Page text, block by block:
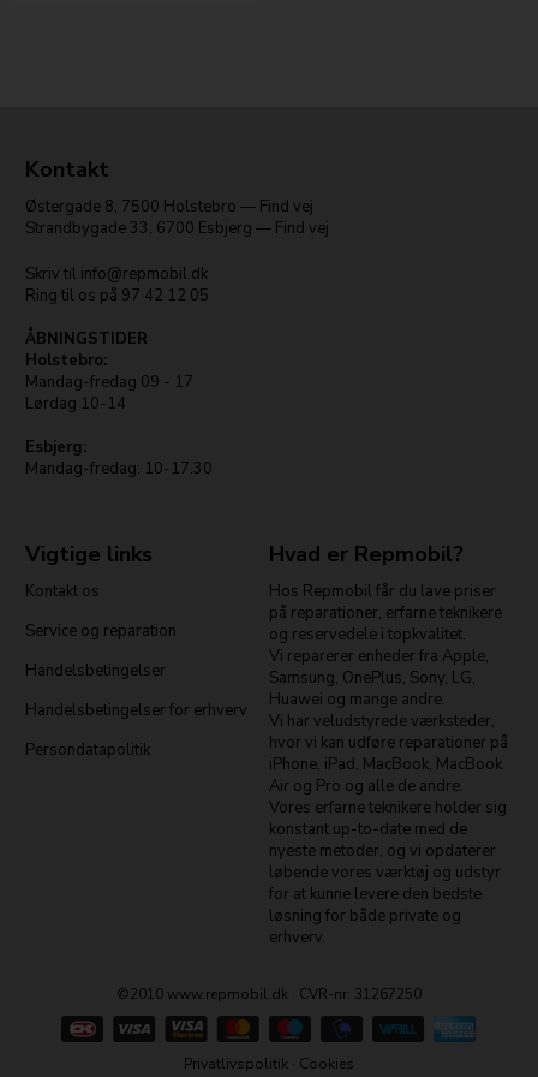
Kontakt
Østergade 8, 7500 Holstebro — Find vej
Strandbygade 33, 6700 Esbjerg — Find vej
Skriv til info@repmobil.dk
Ring til os på 97 42 12 05
ÅBNINGSTIDER
Holstebro:
Mandag-fredag 09 - 17
Lørdag 10-14
Esbjerg:
Mandag-fredag: 10-17.30
Vigtige links
Kontakt os
Service og reparation
Handelsbetingelser
Handelsbetingelser for erhverv
Persondatapolitik
Hvad er Repmobil?
Hos Repmobil får du lave priser
på reparationer, erfarne teknikere
og reservedele i topkvalitet.
Vi reparerer enheder fra Apple,
Samsung, OnePlus, Sony, LG,
Huawei og mange andre.
Vi har veludstyrede værksteder,
hvor vi kan udføre reparationer på
iPhone, iPad, MacBook, MacBook
Air og Pro og alle de andre.
Vores erfarne teknikere holder sig
konstant up-to-date med de
nyeste metoder, og vi opdaterer
løbende vores værktøj og udstyr
for at kunne levere den bedste
løsning for både private og
erhverv.
©2010 www.repmobil.dk · CVR-nr: 31267250
Privatlivspolitik · Cookies